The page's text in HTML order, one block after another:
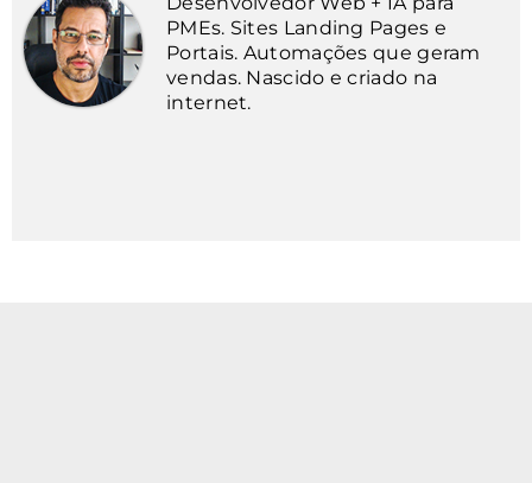
PMEs. Sites Landing Pages e
Portais. Automações que geram
vendas. Nascido e criado na
internet.